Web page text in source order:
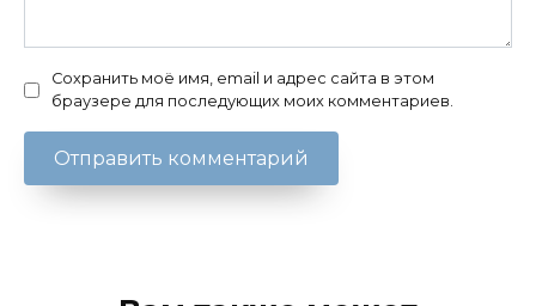
Сохранить моё имя, email и адрес сайта в этом
браузере для последующих моих комментариев.